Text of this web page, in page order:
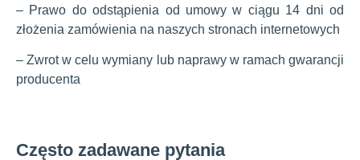
– Prawo do odstąpienia od umowy w ciągu 14 dni od
złożenia zamówienia na naszych stronach internetowych
– Zwrot w celu wymiany lub naprawy w ramach gwarancji
producenta
Często zadawane pytania